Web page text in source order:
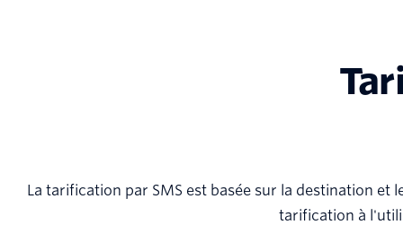
La tarification par SMS est basée sur la destination et
tarification à